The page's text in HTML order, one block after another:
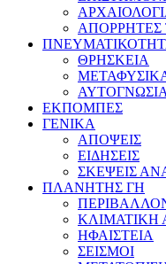
ΑΠΟΡΡΗΤΕΣ
ΘΡΗΣΚΕΙΑ
ΑΥΤΟΓΝΩΣΙΑ
ΕΚΠΟΜΠΕΣ
ΓΕΝΙΚΑ
ΑΠΟΨΕΙΣ
ΕΙΔΗΣΕΙΣ
ΣΚΕΨΕΙΣ
ΠΛΑΝΗΤΗΣ ΓΗ
ΚΛΙΜΑΤΙΚΗ
ΗΦΑΙΣΤΕΙΑ
ΣΕΙΣΜΟΙ